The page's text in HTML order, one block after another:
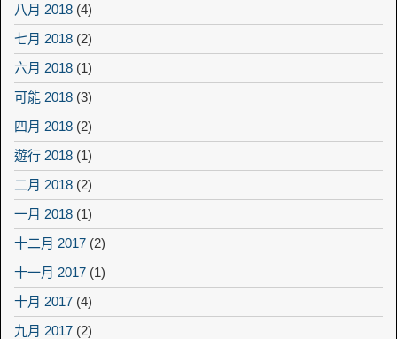
八月 2018 (4)
七月 2018 (2)
六月 2018 (1)
可能 2018 (3)
四月 2018 (2)
遊行 2018 (1)
二月 2018 (2)
一月 2018 (1)
十二月 2017 (2)
十一月 2017 (1)
十月 2017 (4)
九月 2017 (2)